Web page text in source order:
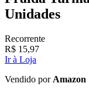
Unidades
Recorrente
R$ 15,97
Ir à Loja
Vendido por Amazon